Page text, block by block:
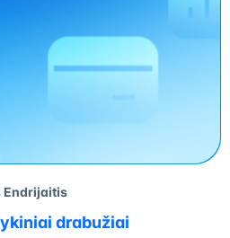
Endrijaitis
drabužiai